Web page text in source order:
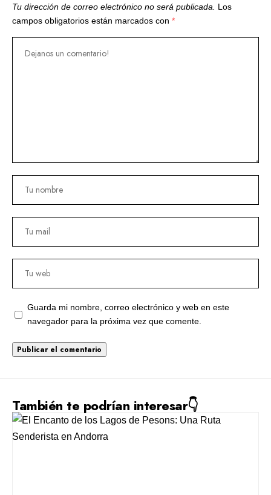
Tu dirección de correo electrónico no será publicada. Los
campos obligatorios están marcados con *
Guarda mi nombre, correo electrónico y web en este
navegador para la próxima vez que comente.
También te podrían interesar👇